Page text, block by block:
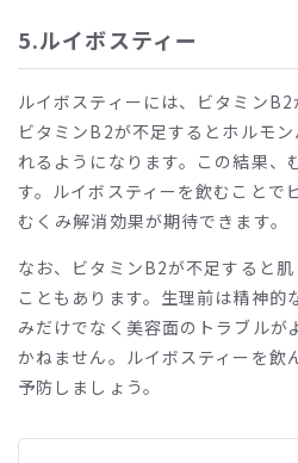
5.ルイボスティー
ルイボスティーには、ビタミンB2
ビタミンB2が不足するとホルモ
れるようになります。この結果、
す。ルイボスティーを飲むことで
むくみ解消効果が期待できます。
なお、ビタミンB2が不足すると
こともあります。生理前は精神的
みだけでなく美容面のトラブルが
かねません。ルイボスティーを飲
予防しましょう。